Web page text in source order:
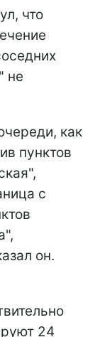
что
не
как
пунктов
с
он.
24